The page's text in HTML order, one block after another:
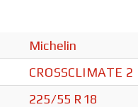
Michelin
CROSSCLIMATE 2
225/55 R18